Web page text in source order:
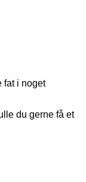
fat i noget
du gerne få et